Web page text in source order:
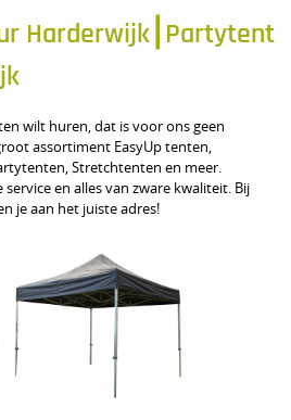
Harderwijk⎮Partytent
wilt huren, dat is voor ons geen
assortiment EasyUp tenten,
Stretchtenten en meer.
en alles van zware kwaliteit. Bij
je aan het juiste adres!